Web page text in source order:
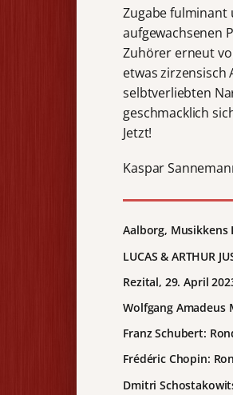
Zugabe fulminant
aufgewachsenen
Zuhörer erneut
etwas
selbtverliebten
geschmacklich
Jetzt!
Kaspar
Aalborg, Musikkens
LUCAS & ARTHUR
Rezital, 29. April
Wolfgang Amadeus
Franz Schubert:
Frédéric Chopin:
Dmitri